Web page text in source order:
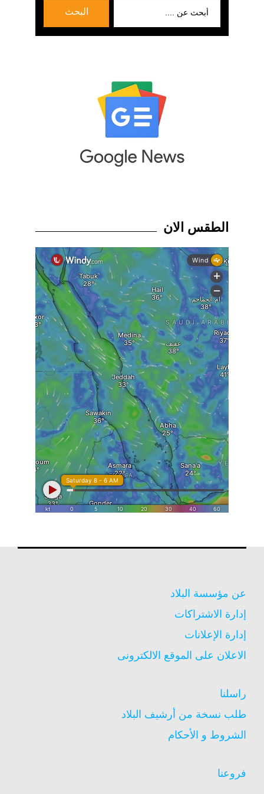
البحث
الطقس الان
عن مؤسسة البلاد
إدارة الاشتراكات
إدارة الإعلانات
الاعلان على الموقع الالكترونى
راسلنا
طلب نسخة من أرشيف البلاد
الشروط و الأحكام
فروعنا